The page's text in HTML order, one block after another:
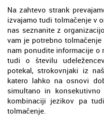
Na zahtevo strank
izvajamo tudi tolmačenje v
nas seznanite z
vam je potrebno
nam ponudite informacije
tudi o številu
potekal, strokovnjaki iz
katero lahko na osnovi
simultano in
kombinaciji jezikov pa
tolmačenje.